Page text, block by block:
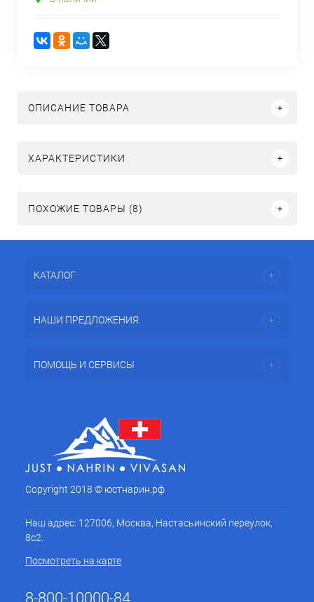
ОПИСАНИЕ ТОВАРА
ХАРАКТЕРИСТИКИ
ПОХОЖИЕ ТОВАРЫ (8)
КАТАЛОГ
НАШИ ПРЕДЛОЖЕНИЯ
ПОМОЩЬ И СЕРВИСЫ
Copyright 2018 © юстнарин.рф
Наш адрес: 127006, Москва, Настасьинский переулок,
8с2.
Посмотреть на карте
8-800-10000-84